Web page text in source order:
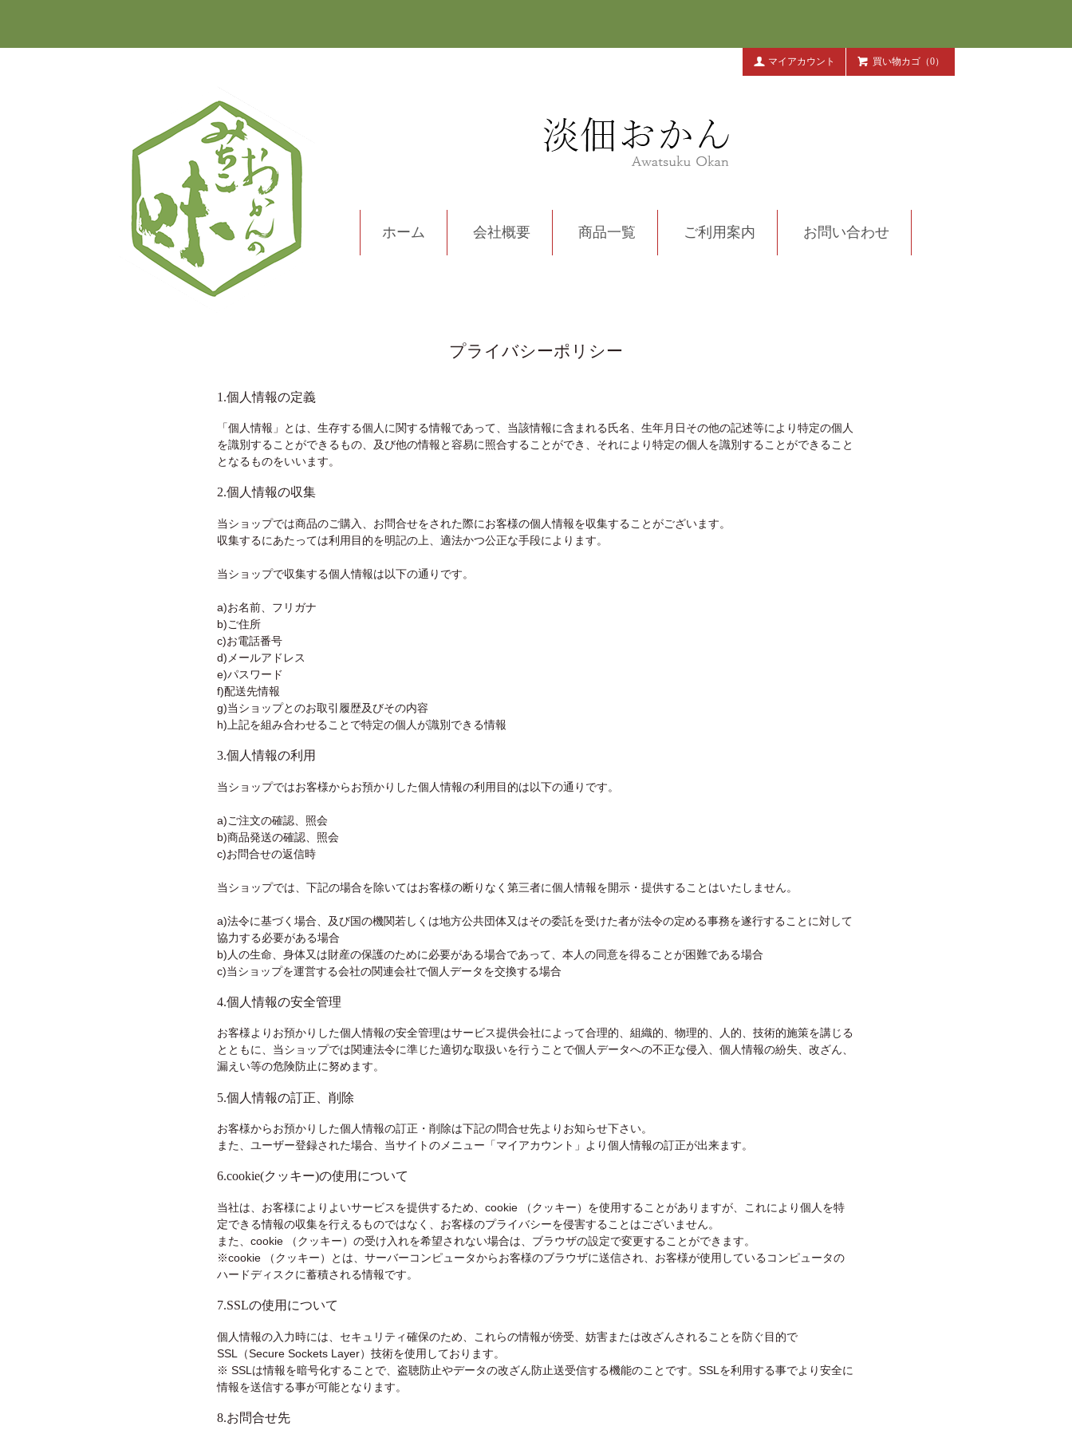
買い物カゴ（0）
マイアカウント
ホーム 会社概要 商品一覧 ご利用案内 お問い合わせ
プライバシーポリシー
1.個人情報の定義
「個人情報」とは、生存する個人に関する情報であって、当該情報に含まれる氏名、生年月日その他の記述等により特定の個人
を識別することができるもの、及び他の情報と容易に照合することができ、それにより特定の個人を識別することができること
となるものをいいます。
2.個人情報の収集
当ショップでは商品のご購入、お問合せをされた際にお客様の個人情報を収集することがございます。
収集するにあたっては利用目的を明記の上、適法かつ公正な手段によります。
当ショップで収集する個人情報は以下の通りです。
a)お名前、フリガナ
b)ご住所
c)お電話番号
d)メールアドレス
e)パスワード
f)配送先情報
g)当ショップとのお取引履歴及びその内容
h)上記を組み合わせることで特定の個人が識別できる情報
3.個人情報の利用
当ショップではお客様からお預かりした個人情報の利用目的は以下の通りです。
a)ご注文の確認、照会
b)商品発送の確認、照会
c)お問合せの返信時
当ショップでは、下記の場合を除いてはお客様の断りなく第三者に個人情報を開示・提供することはいたしません。
a)法令に基づく場合、及び国の機関若しくは地方公共団体又はその委託を受けた者が法令の定める事務を遂行することに対して
協力する必要がある場合
b)人の生命、身体又は財産の保護のために必要がある場合であって、本人の同意を得ることが困難である場合
c)当ショップを運営する会社の関連会社で個人データを交換する場合
4.個人情報の安全管理
お客様よりお預かりした個人情報の安全管理はサービス提供会社によって合理的、組織的、物理的、人的、技術的施策を講じる
とともに、当ショップでは関連法令に準じた適切な取扱いを行うことで個人データへの不正な侵入、個人情報の紛失、改ざん、
漏えい等の危険防止に努めます。
5.個人情報の訂正、削除
お客様からお預かりした個人情報の訂正・削除は下記の問合せ先よりお知らせ下さい。
また、ユーザー登録された場合、当サイトのメニュー「マイアカウント」より個人情報の訂正が出来ます。
6.cookie(クッキー)の使用について
当社は、お客様によりよいサービスを提供するため、cookie （クッキー）を使用することがありますが、これにより個人を特
定できる情報の収集を行えるものではなく、お客様のプライバシーを侵害することはございません。
また、cookie （クッキー）の受け入れを希望されない場合は、ブラウザの設定で変更することができます。
※cookie （クッキー）とは、サーバーコンピュータからお客様のブラウザに送信され、お客様が使用しているコンピュータの
ハードディスクに蓄積される情報です。
7.SSLの使用について
個人情報の入力時には、セキュリティ確保のため、これらの情報が傍受、妨害または改ざんされることを防ぐ目的で
SSL（Secure Sockets Layer）技術を使用しております。
※ SSLは情報を暗号化することで、盗聴防止やデータの改ざん防止送受信する機能のことです。SSLを利用する事でより安全に
情報を送信する事が可能となります。
8.お問合せ先